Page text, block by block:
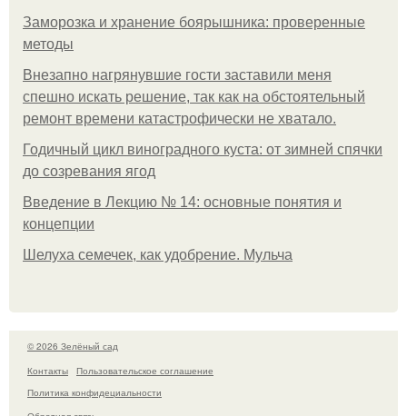
Заморозка и хранение боярышника: проверенные
методы
Внезапно нагрянувшие гости заставили меня
спешно искать решение, так как на обстоятельный
ремонт времени катастрофически не хватало.
Годичный цикл виноградного куста: от зимней спячки
до созревания ягод
Введение в Лекцию № 14: основные понятия и
концепции
Шелуха семечек, как удобрение. Мульча
© 2026 Зелёный сад
Контакты
Пользовательское соглашение
Политика конфидециальности